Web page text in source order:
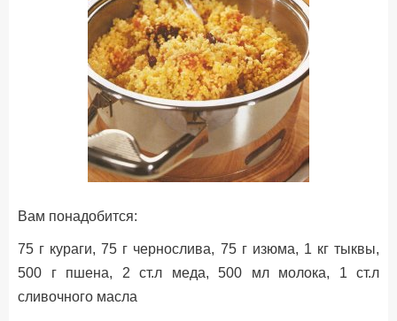
Вам понадобится:
75 г кураги, 75 г чернослива, 75 г изюма, 1 кг тыквы,
500 г пшена, 2 ст.л меда, 500 мл молока, 1 ст.л
сливочного масла